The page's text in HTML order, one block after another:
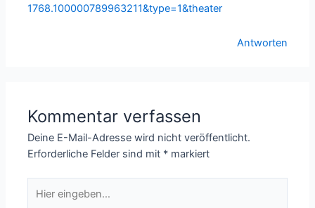
1768.100000789963211&type=1&theater
Antworten
Kommentar verfassen
Deine E-Mail-Adresse wird nicht veröffentlicht.
Erforderliche Felder sind mit * markiert
eingeben…